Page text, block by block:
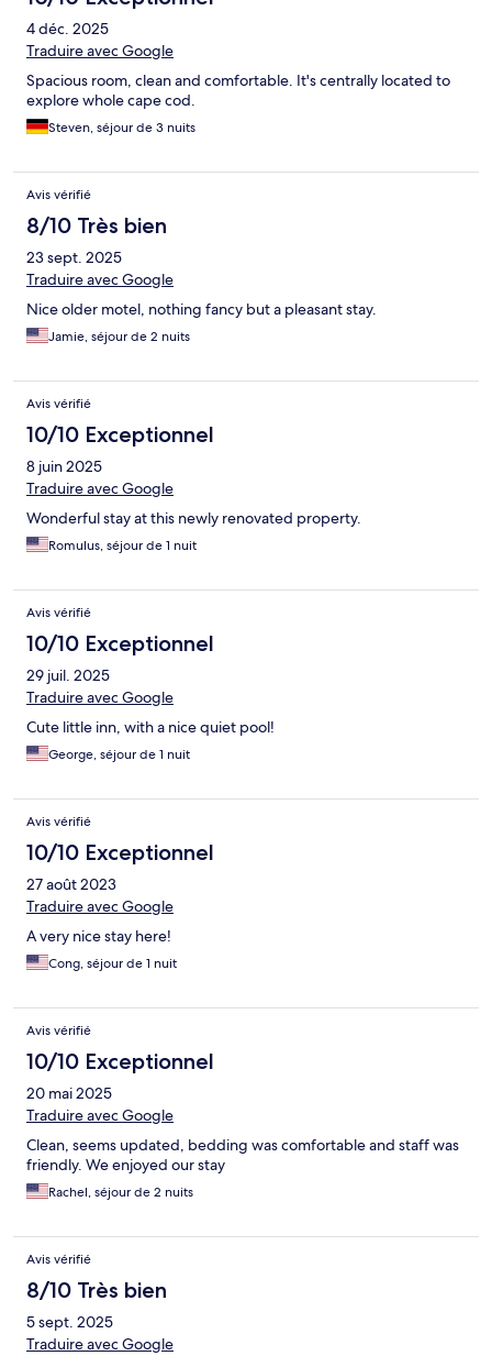
4 déc. 2025
Traduire avec Google
Spacious room, clean and comfortable. It's centrally located to
explore whole cape cod.
Steven, séjour de 3 nuits
Avis vérifié
8/10 Très bien
23 sept. 2025
Traduire avec Google
Nice older motel, nothing fancy but a pleasant stay.
Jamie, séjour de 2 nuits
Avis vérifié
10/10 Exceptionnel
8 juin 2025
Traduire avec Google
Wonderful stay at this newly renovated property.
Romulus, séjour de 1 nuit
Avis vérifié
10/10 Exceptionnel
29 juil. 2025
Traduire avec Google
Cute little inn, with a nice quiet pool!
George, séjour de 1 nuit
Avis vérifié
10/10 Exceptionnel
27 août 2023
Traduire avec Google
A very nice stay here!
Cong, séjour de 1 nuit
Avis vérifié
10/10 Exceptionnel
20 mai 2025
Traduire avec Google
Clean, seems updated, bedding was comfortable and staff was
friendly. We enjoyed our stay
Rachel, séjour de 2 nuits
Avis vérifié
8/10 Très bien
5 sept. 2025
Traduire avec Google